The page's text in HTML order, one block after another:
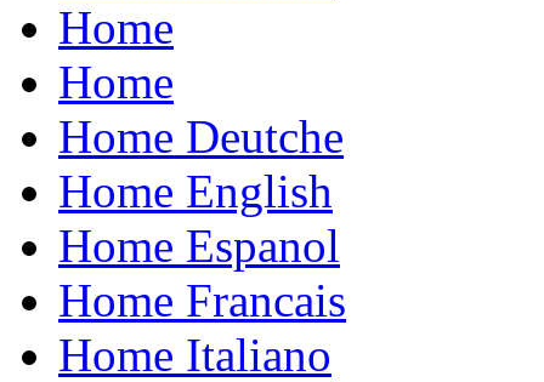
Home
Home
Home Deutche
Home English
Home Espanol
Home Francais
Home Italiano